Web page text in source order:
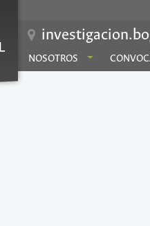
NOSOTROS